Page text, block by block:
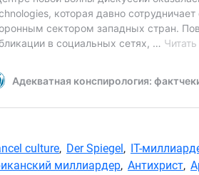
culture, Der Spiegel, IT-
миллиардер, Антихрист,